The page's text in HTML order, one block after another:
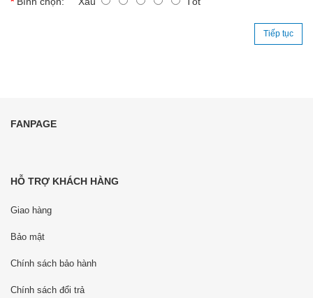
Tiếp tục
FANPAGE
HỖ TRỢ KHÁCH HÀNG
Giao hàng
Bảo mật
Chính sách bảo hành
Chính sách đổi trả